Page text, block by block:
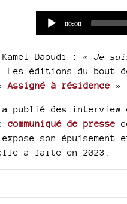
Current
00:00
Daoudi : « Je
, Les éditions du bout
Assigné à résidence »
a publié des
communiqué de presse
son
a faite en 2023.